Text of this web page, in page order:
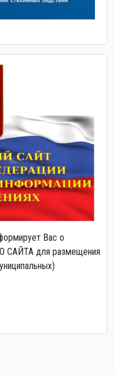
Вас о
САЙТА для размещения